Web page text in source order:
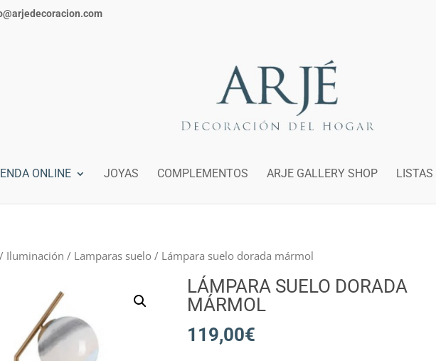
ONLINE JOYAS COMPLEMENTOS ARJE GALLERY SHOP LISTAS
/ Iluminación / Lamparas suelo / Lámpara suelo dorada mármol
LÁMPARA SUELO DORADA
MÁRMOL
119,00€